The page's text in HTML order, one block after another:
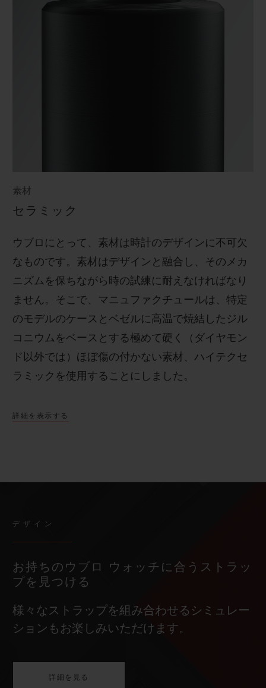
素材
セラミック
ウブロにとって、素材は時計のデザインに不可欠
なものです。素材はデザインと融合し、そのメカ
ニズムを保ちながら時の試練に耐えなければなり
ません。そこで、マニュファクチュールは、特定
のモデルのケースとベゼルに高温で焼結したジル
コニウムをベースとする極めて硬く（ダイヤモン
ド以外では）ほぼ傷の付かない素材、ハイテクセ
ラミックを使用することにしました。
詳細を表示する
デザイン
お持ちのウブロ ウォッチに合うストラッ
プを見つける
様々なストラップを組み合わせるシミュレー
ションもお楽しみいただけます。
詳細を見る